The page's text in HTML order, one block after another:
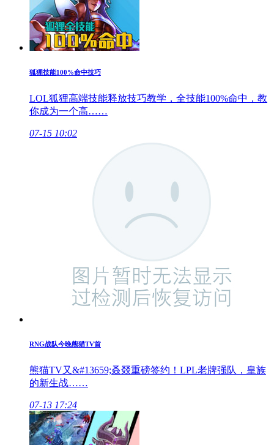
狐狸技能100%命中技巧
LOL狐狸高端技能释放技巧教学，全技能100%命中，教
你成为一个高……
07-15 10:02
RNG战队今晚熊猫TV首
熊猫TV又&#13659;叒叕重磅签约！LPL老牌强队，皇族
的新生战……
07-13 17:24